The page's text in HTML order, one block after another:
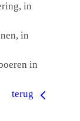
in
in
in
terug